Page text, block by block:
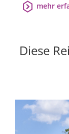
mehr
Diese